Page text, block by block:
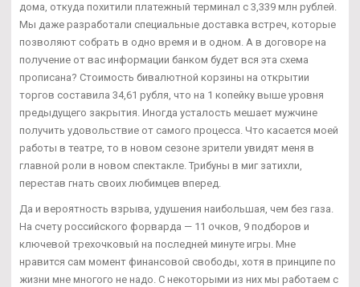
дома, откуда похитили платежный терминал с 3,339 млн рублей.
Мы даже разработали специальные доставка встреч, которые
позволяют собрать в одно время и в одном. А в договоре на
получение от вас информации банком будет вся эта схема
прописана? Стоимость бивалютной корзины на открытии
торгов составила 34,61 рубля, что на 1 копейку выше уровня
предыдущего закрытия. Иногда усталость мешает мужчине
получить удовольствие от самого процесса. Что касается моей
работы в театре, то в новом сезоне зрители увидят меня в
главной роли в новом спектакле. Трибуны в миг затихли,
перестав гнать своих любимцев вперед.
Да и вероятность взрыва, удушения наибольшая, чем без газа.
На счету российского форварда — 11 очков, 9 подборов и
ключевой трехочковый на последней минуте игры. Мне
нравится сам момент финансовой свободы, хотя в принципе по
жизни мне многого не надо. С некоторыми из них мы работаем с